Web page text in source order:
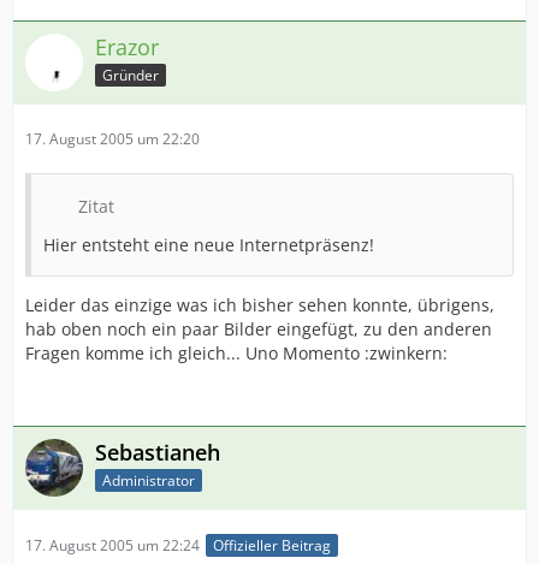
Erazor
Gründer
17. August 2005 um 22:20
Zitat
Hier entsteht eine neue Internetpräsenz!
Leider das einzige was ich bisher sehen konnte, übrigens,
hab oben noch ein paar Bilder eingefügt, zu den anderen
Fragen komme ich gleich... Uno Momento :zwinkern:
Sebastianeh
Administrator
17. August 2005 um 22:24 Offizieller Beitrag